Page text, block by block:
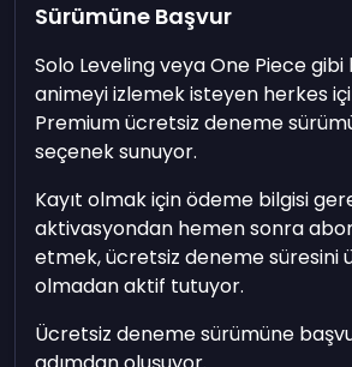
Sürümüne Başvur
Solo Leveling veya One Piece
animeyi izlemek isteyen herkes
Premium ücretsiz deneme
seçenek sunuyor.
Kayıt olmak için ödeme bilgisi
aktivasyondan hemen sonra
etmek, ücretsiz deneme süresini
olmadan aktif tutuyor.
Ücretsiz deneme sürümüne